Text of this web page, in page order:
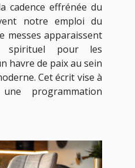
cadence effrénée du
notre emploi du
messes apparaissent
spirituel pour les
havre de paix au sein
Cet écrit vise à
programmation